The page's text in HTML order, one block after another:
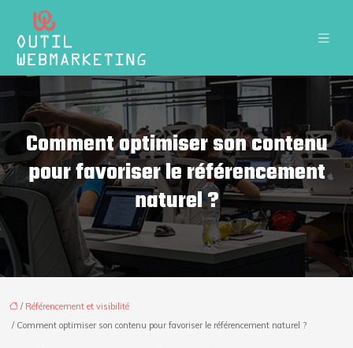
Comment optimiser son contenu
pour favoriser le référencement
naturel ?
/ Référencement et visibilité
/ Comment optimiser son contenu pour favoriser le référencement naturel ?